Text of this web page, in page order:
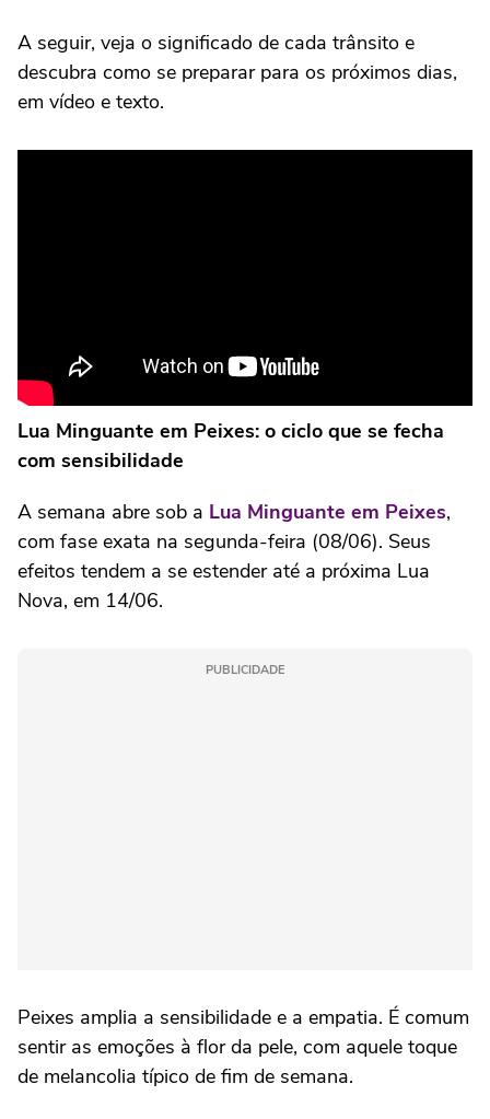
A seguir, veja o significado de cada trânsito e
descubra como se preparar para os próximos dias,
em vídeo e texto.
Lua Minguante em Peixes: o ciclo que se fecha
com sensibilidade
A semana abre sob a Lua Minguante em Peixes,
com fase exata na segunda-feira (08/06). Seus
efeitos tendem a se estender até a próxima Lua
Nova, em 14/06.
PUBLICIDADE
Peixes amplia a sensibilidade e a empatia. É comum
sentir as emoções à flor da pele, com aquele toque
de melancolia típico de fim de semana.